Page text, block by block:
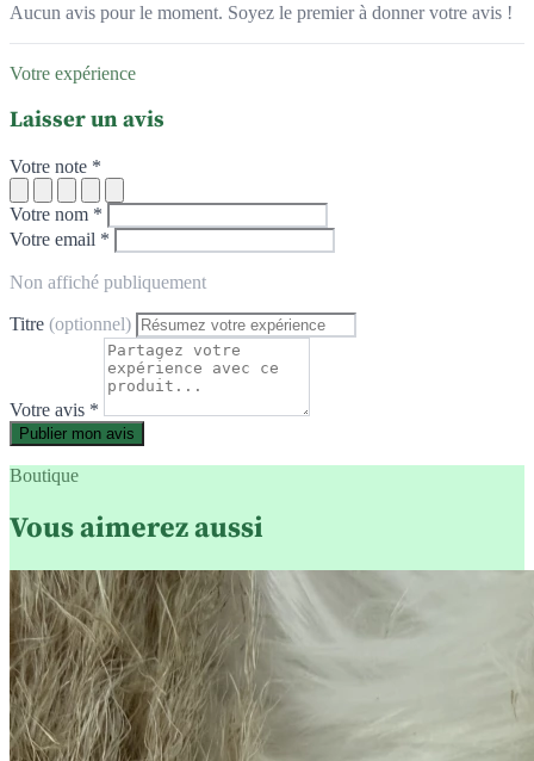
Aucun avis pour le moment. Soyez le premier à donner votre avis !
Votre expérience
Laisser un avis
Votre note *
Votre nom *
Votre email *
Non affiché publiquement
Titre (optionnel)
Votre avis *
Publier mon avis
Boutique
Vous aimerez aussi